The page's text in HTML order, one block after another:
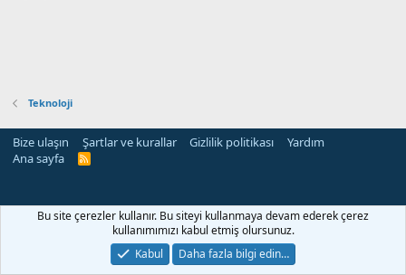
Teknoloji
Bize ulaşın Şartlar ve kurallar Gizlilik politikası
Yardım
Ana sayfa
R
Bu site çerezler kullanır. Bu siteyi kullanmaya devam ederek çerez
kullanımımızı kabul etmiş olursunuz.
Kabul
Daha fazla bilgi edin…